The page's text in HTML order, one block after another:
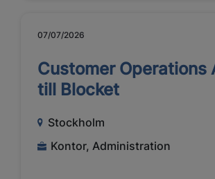
07/07/2026
Customer Operations
till Blocket
Stockholm
Kontor, Administration